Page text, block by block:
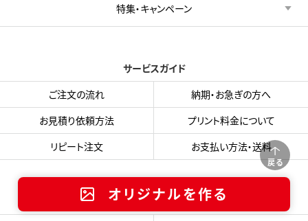
戻る
オリジナルを作る
特集・キャンペーン
サービスガイド
ご注文の流れ
納期・お急ぎの方へ
お見積り依頼方法
プリント料金について
リピート注文
お支払い方法・送料
オリジナルプリントガイド